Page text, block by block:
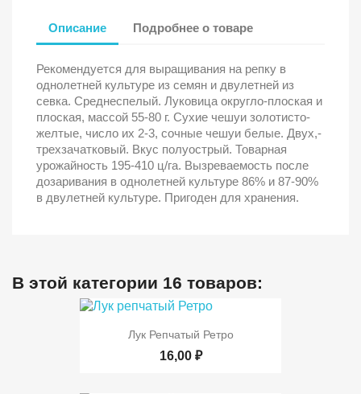
Описание Подробнее о товаре
Рекомендуется для выращивания на репку в
однолетней культуре из семян и двулетней из
севка. Среднеспелый. Луковица округло-плоская и
плоская, массой 55-80 г. Сухие чешуи золотисто-
желтые, число их 2-3, сочные чешуи белые. Двух,-
трехзачатковый. Вкус полуострый. Товарная
урожайность 195-410 ц/га. Вызреваемость после
дозаривания в однолетней культуре 86% и 87-90%
в двулетней культуре. Пригоден для хранения.
В этой категории 16 товаров:
Лук Репчатый Ретро
16,00 ₽